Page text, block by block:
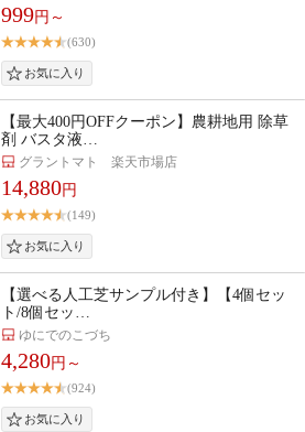
999円～
(630)
【最大400円OFFクーポン】農耕地用 除草
剤 バスタ液…
グラントマト 楽天市場店
14,880円
(149)
【選べる人工芝サンプル付き】【4個セッ
ト/8個セッ…
ゆにでのこづち
4,280円～
(924)